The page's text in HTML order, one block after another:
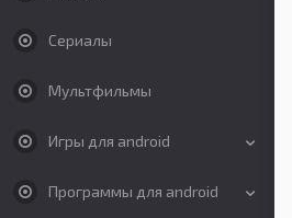
Сериалы
Мультфильмы
Игры для android
Программы для android